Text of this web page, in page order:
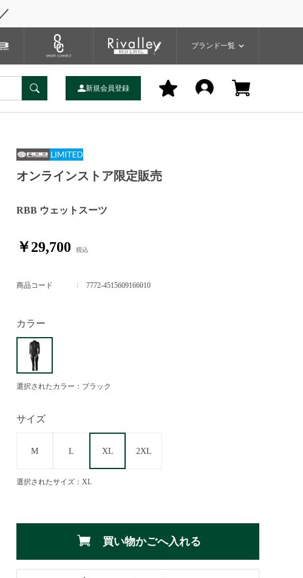
／
ブランド一覧
新規会員登録
キャップ
オンラインストア限定販売
RBB ウェットスーツ
￥29,700
商品コード 7772-4515609166010
カラー
選択されたカラー：ブラック
サイズ
M L XL 2XL
選択されたサイズ：XL
買い物かごへ入れる